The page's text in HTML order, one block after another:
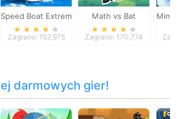
Speed Boat Extreme Racing
Zagrano: 152,975
Math vs Bat
Zagrano: 170,774
darmowych gier!